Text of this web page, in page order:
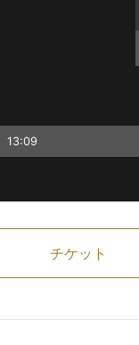
13:09
チケット